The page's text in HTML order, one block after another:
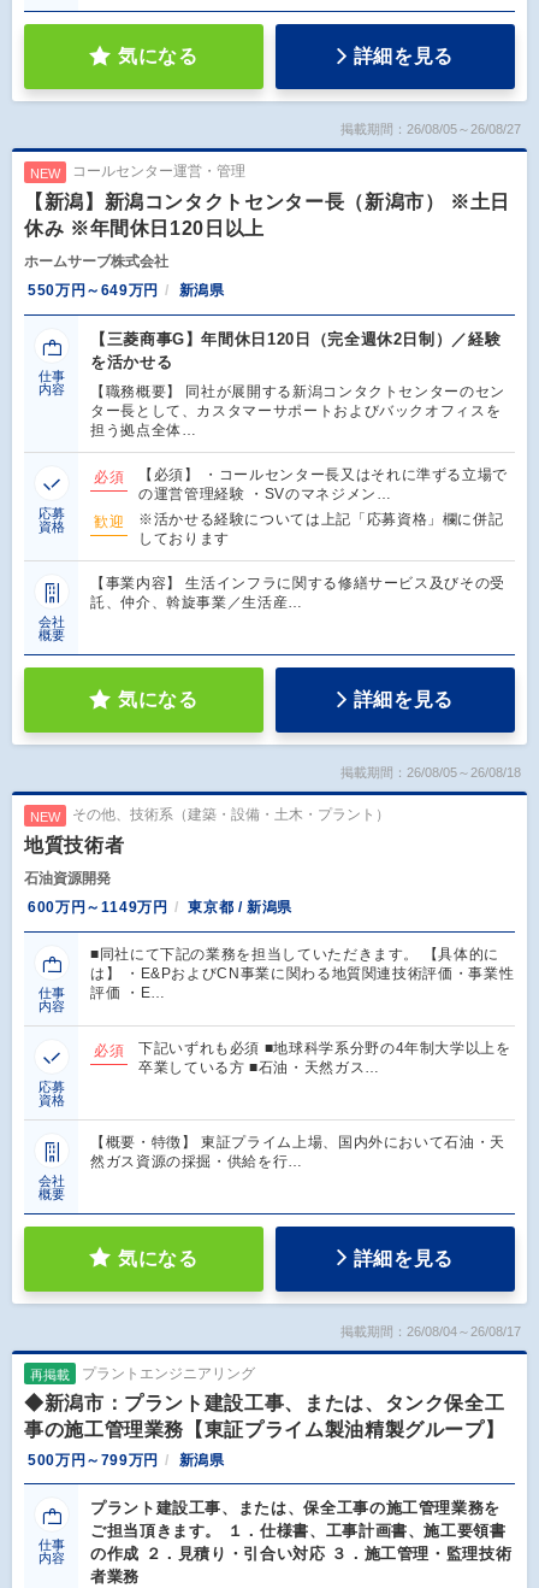
気になる 詳細を見る
掲載期間：26/08/05～26/08/27
NEW コールセンター運営・管理
【新潟】新潟コンタクトセンター長（新潟市） ※土日
休み ※年間休日120日以上
ホームサーブ株式会社
550万円～649万円
新潟県
仕事
内容
【三菱商事G】年間休日120日（完全週休2日制）／経験
を活かせる
【職務概要】 同社が展開する新潟コンタクトセンターのセン
ター長として、カスタマーサポートおよびバックオフィスを
担う拠点全体…
応募
資格
必須
【必須】 ・コールセンター長又はそれに準ずる立場で
の運営管理経験 ・SVのマネジメン…
歓迎
※活かせる経験については上記「応募資格」欄に併記
しております
会社
概要
【事業内容】 生活インフラに関する修繕サービス及びその受
託、仲介、斡旋事業／生活産…
気になる 詳細を見る
掲載期間：26/08/05～26/08/18
NEW その他、技術系（建築・設備・土木・プラント）
地質技術者
石油資源開発
600万円～1149万円
東京都 / 新潟県
仕事
内容
■同社にて下記の業務を担当していただきます。 【具体的に
は】 ・E&PおよびCN事業に関わる地質関連技術評価・事業性
評価 ・E…
応募
資格
必須
下記いずれも必須 ■地球科学系分野の4年制大学以上を
卒業している方 ■石油・天然ガス…
会社
概要
【概要・特徴】 東証プライム上場、国内外において石油・天
然ガス資源の採掘・供給を行…
気になる 詳細を見る
掲載期間：26/08/04～26/08/17
再掲載 プラントエンジニアリング
◆新潟市：プラント建設工事、または、タンク保全工
事の施工管理業務【東証プライム製油精製グループ】
500万円～799万円 新潟県
仕事
内容
プラント建設工事、または、保全工事の施工管理業務を
ご担当頂きます。 １．仕様書、工事計画書、施工要領書
の作成 ２．見積り・引合い対応 ３．施工管理・監理技術
者業務